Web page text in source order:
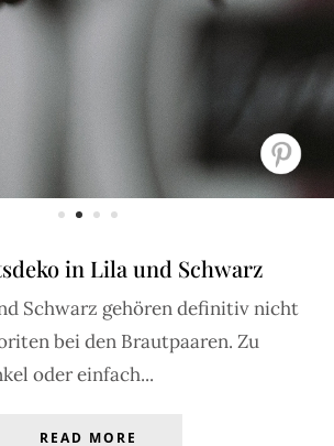
in Lila und Schwarz
Schwarz gehören definitiv nicht
bei den Brautpaaren. Zu
oder einfach...